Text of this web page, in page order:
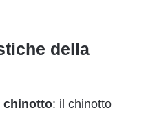
della
chinotto: il chinotto